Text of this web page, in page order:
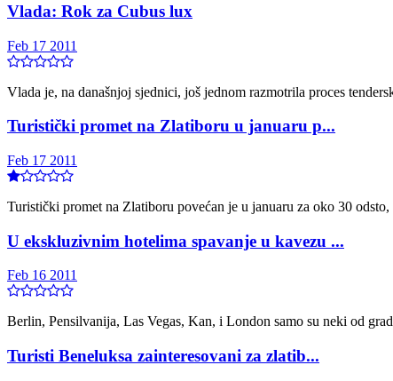
Vlada: Rok za Cubus lux
Feb 17 2011
Vlada je, na današnjoj sjednici, još jednom razmotrila proces
Turistički promet na Zlatiboru u januaru p...
Feb 17 2011
Turistički promet na Zlatiboru povećan je u januaru za oko 30
U ekskluzivnim hotelima spavanje u kavezu ...
Feb 16 2011
Berlin, Pensilvanija, Las Vegas, Kan, i London samo su neki od
Turisti Beneluksa zainteresovani za zlatib...